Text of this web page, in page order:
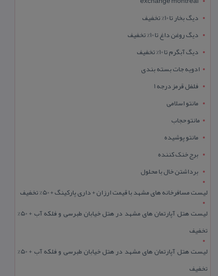
دیگ بخار تا 10% تخفیف
دیگ روغن داغ تا 10% تخفیف
دیگ آبگرم تا 10% تخفیف
ادویه جات بسته بندی
فلفل قرمز درجه 1
مانتو اسلامی
مانتو حجاب
مانتو پوشیده
برج خنک کننده
برداشتن خال با محلول
لیست مسافرخانه های مشهد با قیمت ارزان + داری پارکینگ + 50% تخفیف
لیست هتل آپارتمان های مشهد در هتل خیابان طبرسی و فلکه آب + 50%
تخفیف
لیست هتل آپارتمان های مشهد در هتل خیابان طبرسی و فلکه آب + 50%
تخفیف